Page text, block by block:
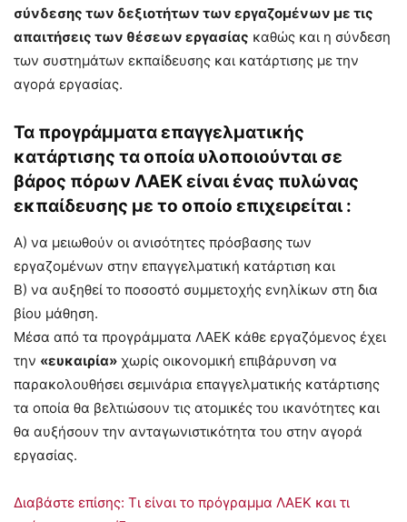
σύνδεσης των δεξιοτήτων των εργαζομένων με τις
απαιτήσεις των θέσεων εργασίας καθώς και η σύνδεση
των συστημάτων εκπαίδευσης και κατάρτισης με την
αγορά εργασίας.
Τα προγράμματα επαγγελματικής
κατάρτισης τα οποία υλοποιούνται σε
βάρος πόρων ΛΑΕΚ είναι ένας πυλώνας
εκπαίδευσης με το οποίο επιχειρείται :
Α) να μειωθούν οι ανισότητες πρόσβασης των
εργαζομένων στην επαγγελματική κατάρτιση και
Β) να αυξηθεί το ποσοστό συμμετοχής ενηλίκων στη δια
βίου μάθηση.
Μέσα από τα προγράμματα ΛΑΕΚ κάθε εργαζόμενος έχει
την «ευκαιρία» χωρίς οικονομική επιβάρυνση να
παρακολουθήσει σεμινάρια επαγγελματικής κατάρτισης
τα οποία θα βελτιώσουν τις ατομικές του ικανότητες και
θα αυξήσουν την ανταγωνιστικότητα του στην αγορά
εργασίας.
Διαβάστε επίσης: Τι είναι το πρόγραμμα ΛΑΕΚ και τι